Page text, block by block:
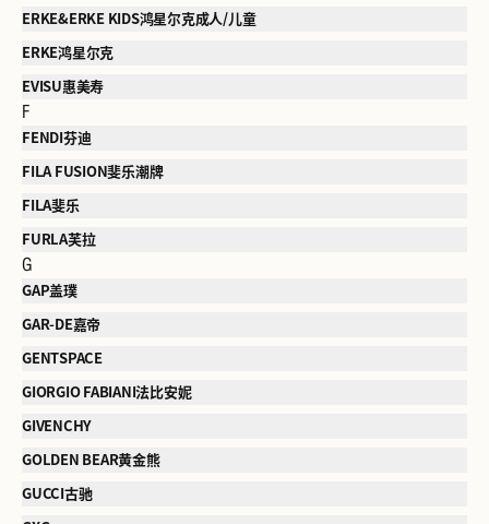
ERKE&ERKE KIDS鸿星尔克成人/儿童
ERKE鸿星尔克
EVISU惠美寿
F
FENDI芬迪
FILA FUSION斐乐潮牌
FILA斐乐
FURLA芙拉
G
GAP盖璞
GAR-DE嘉帝
GENTSPACE
GIORGIO FABIANI法比安妮
GIVENCHY
GOLDEN BEAR黄金熊
GUCCI古驰